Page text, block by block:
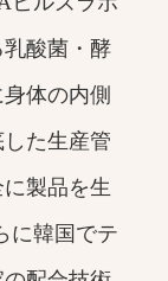
酸菌・酵
体の内側
た生産管
製品を生
に韓国でテ